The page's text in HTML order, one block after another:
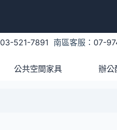
03-521-7891 南區客服： 07-
公共空間家具 辦公